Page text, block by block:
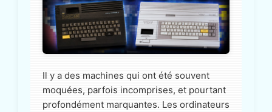
Il y a des machines qui ont été souvent
moquées, parfois incomprises, et pourtant
profondément marquantes. Les ordinateurs